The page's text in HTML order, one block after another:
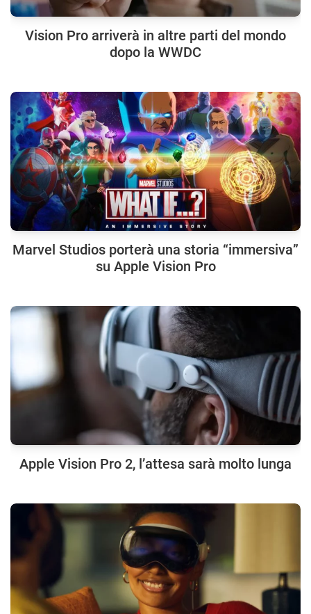
Vision Pro arriverà in altre parti del mondo
dopo la WWDC
Marvel Studios porterà una storia “immersiva”
su Apple Vision Pro
Apple Vision Pro 2, l’attesa sarà molto lunga